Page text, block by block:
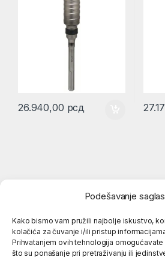
Podešavanje
Kako bismo vam pružili najbolje iskustvo,
kolačića za čuvanje i/ili pristup
Prihvatanjem ovih tehnologija
što su ponašanje pri pretraživanju ili
26.940,00 рсд
Popularne kategorije